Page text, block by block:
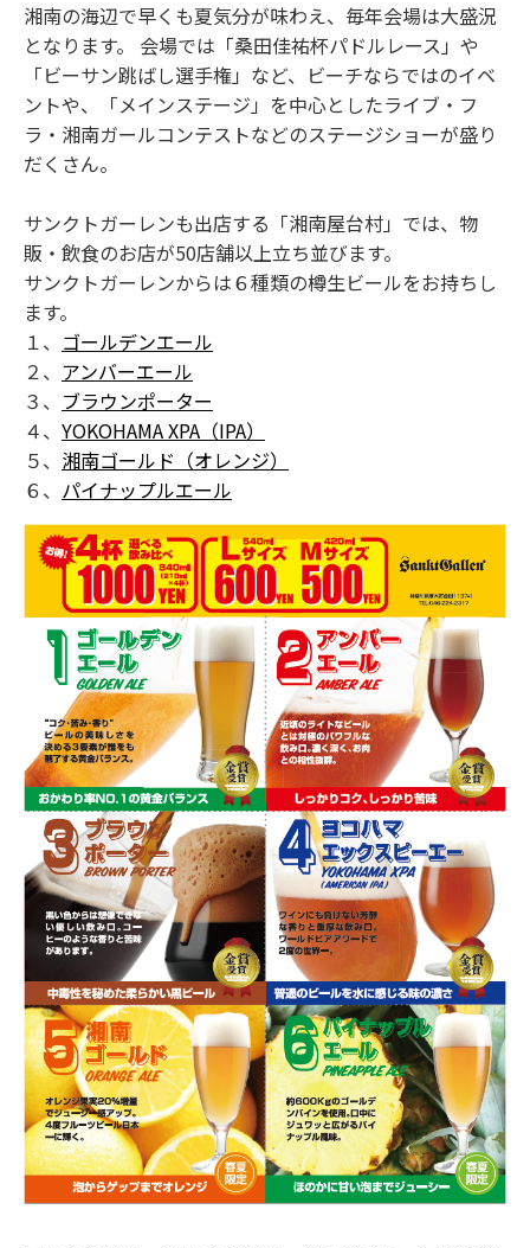
湘南の海辺で早くも夏気分が味わえ、毎年会場は大盛況
となります。 会場では「桑田佳祐杯パドルレース」や
「ビーサン跳ばし選手権」など、ビーチならではのイベ
ントや、「メインステージ」を中心としたライブ・フ
ラ・湘南ガールコンテストなどのステージショーが盛り
だくさん。
サンクトガーレンも出店する「湘南屋台村」では、物
販・飲食のお店が50店舗以上立ち並びます。
サンクトガーレンからは６種類の樽生ビールをお持ちし
ます。
１、 ゴールデンエール
２、 アンバーエール
３、 ブラウンポーター
４、 YOKOHAMA XPA（IPA）
５、 湘南ゴールド（オレンジ）
６、 パイナップルエール